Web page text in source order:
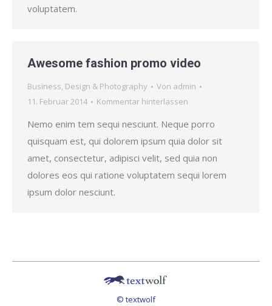
voluptatem.
Awesome fashion promo video
Business, Design & Photography Von admin
11. Februar 2014
Kommentar hinterlassen
Nemo enim tem sequi nesciunt. Neque porro
quisquam est, qui dolorem ipsum quia dolor sit
amet, consectetur, adipisci velit, sed quia non
dolores eos qui ratione voluptatem sequi lorem
ipsum dolor nesciunt.
© textwolf